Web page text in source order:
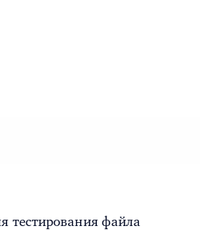
тестирования файла